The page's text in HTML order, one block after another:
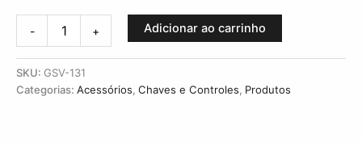
- + Adicionar ao carrinho
SKU: GSV-131
Categorias: Acessórios, Chaves e Controles, Produtos